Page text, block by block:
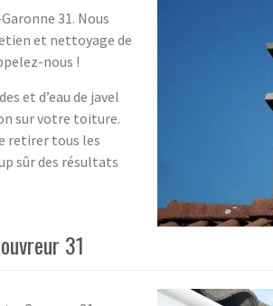
31. Nous
et nettoyage de
nous !
et d’eau de javel
sur votre toiture.
retirer tous les
sûr des résultats
31